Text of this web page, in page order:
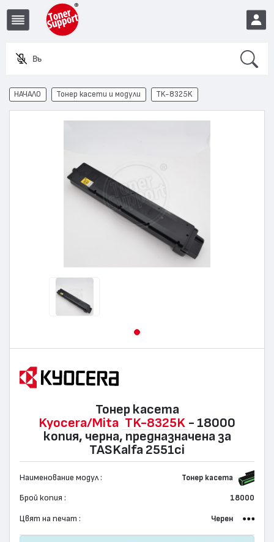
Въведе
EUR
НАЧАЛО Тонер касети и модули TK-8325K
Тонер касета
Kyocera/Mita TK-8325K - 18000
копия, черна, предназначена за
TASKalfa 2551ci
Наименование модул : Тонер касета
Брой копия : 18000
Цвят на печат : Черен